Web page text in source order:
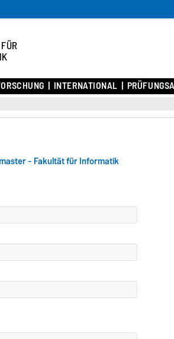
INTERNATIONAL
- Fakultät für Informatik